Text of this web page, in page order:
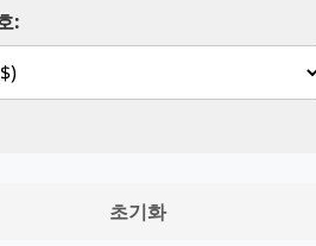
:
초기화